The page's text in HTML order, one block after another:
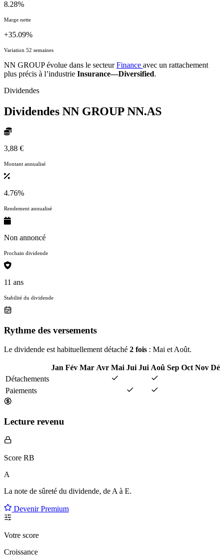
8.28%
Marge nette
+35.09%
Variation 52 semaines
NN GROUP évolue dans le secteurFinance avec un rattachement
plus précis à l’industrie Insurance—Diversified.
Dividendes
Dividendes NN GROUP NN.AS
3,88 €
Montant annualisé
4.76%
Rendement annualisé
Non annoncé
Prochain dividende
11 ans
Stabilité du dividende
Rythme des versements
Le dividende est habituellement détaché 2 fois : Mai et Août.
Jan Fév Mar Avr Mai Jui Jui Aoû Sep Oct Nov
Détachements
Paiements
Lecture revenu
Score RB
A
La note de sûreté du dividende, de A à E.
Devenir Premium
Votre score
Croissance